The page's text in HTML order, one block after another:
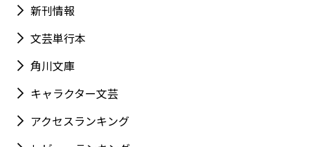
新刊情報
文芸単行本
角川文庫
キャラクター文芸
アクセスランキング